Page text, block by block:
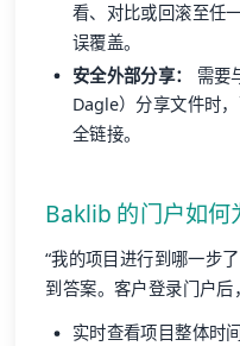
看、对比或回滚至任
误覆盖。
安全外部分享：
需要
Dagle）分享文件时
全链接。
Baklib 的门户如何
“我的项目进行到哪一步
到答案。客户登录门户后
实时查看项目整体时